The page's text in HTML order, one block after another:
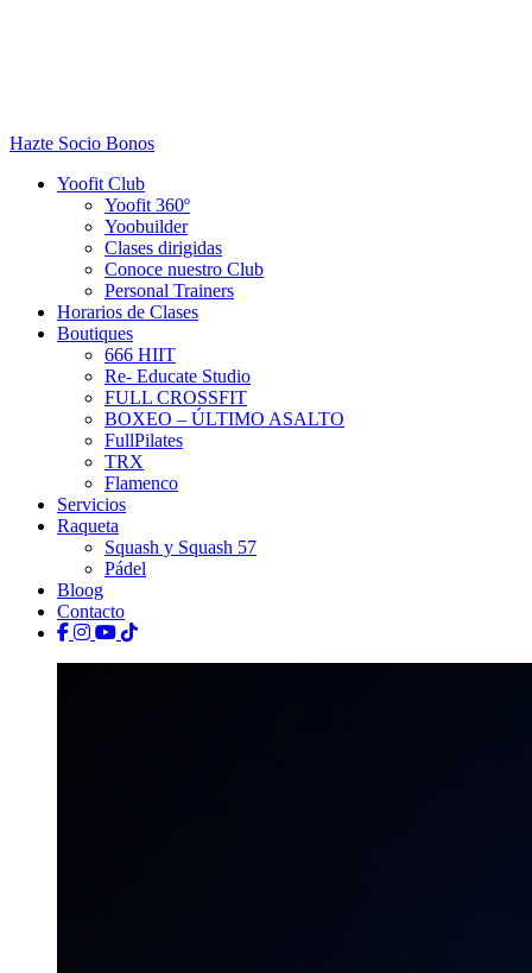
Hazte Socio Bonos
Yoofit Club
Yoofit 360º
Yoobuilder
Clases dirigidas
Conoce nuestro Club
Personal Trainers
Horarios de Clases
Boutiques
666 HIIT
Re- Educate Studio
FULL CROSSFIT
BOXEO – ÚLTIMO ASALTO
FullPilates
TRX
Flamenco
Servicios
Raqueta
Squash y Squash 57
Pádel
Bloog
Contacto